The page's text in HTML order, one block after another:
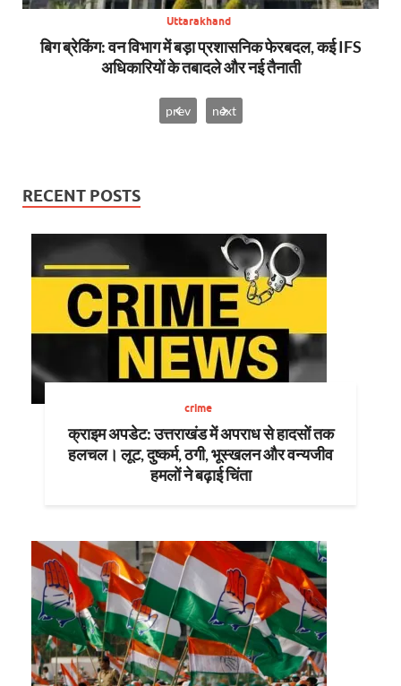
Uttarakhand
बिग ब्रेकिंग: वन विभाग में बड़ा प्रशासनिक फेरबदल, कई IFS
अधिकारियों के तबादले और नई तैनाती
prev next
RECENT POSTS
crime
क्राइम अपडेट: उत्तराखंड में अपराध से हादसों तक
हलचल। लूट, दुष्कर्म, ठगी, भूस्खलन और वन्यजीव
हमलों ने बढ़ाई चिंता